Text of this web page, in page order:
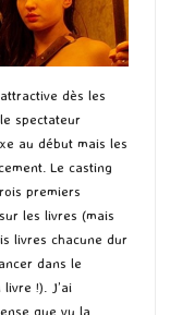
dès les
spectateur
au début mais les
Le casting
premiers
les livres (mais
livres chacune dur
dans le
!). J’ai
que vu la